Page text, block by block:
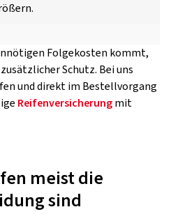
Folgekosten kommt,
Schutz. Bei uns
und direkt im Bestellvorgang
Reifenversicherungmit
meist die
sind